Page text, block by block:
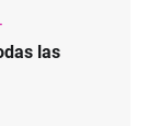
las